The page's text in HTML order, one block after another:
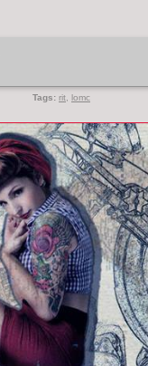
Tags: rit lomc